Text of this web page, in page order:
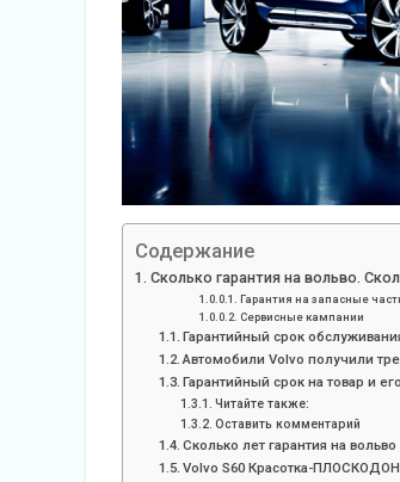
Содержание
Сколько гарантия на вольво.
Гарантия на запасные
Сервисные кампании
Гарантийный срок
Автомобили Volvo получили
Гарантийный срок на товар и
Читайте также:
Оставить комментарий
Сколько лет гарантия на вольво
Volvo S60 Красотка-